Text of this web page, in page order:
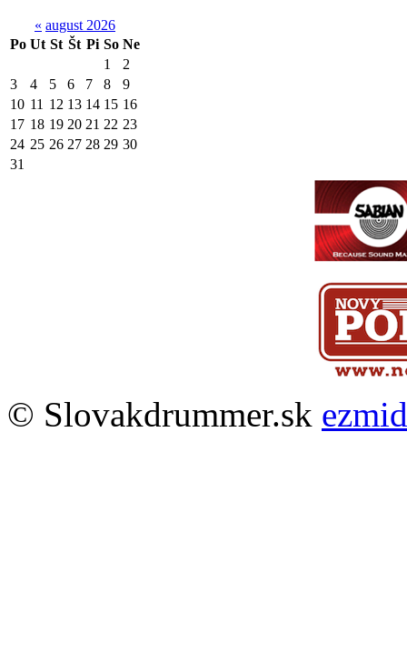
« august 2026
Po Ut St Št Pi So Ne
1
2
3
4 5 6 7 8
9
10 11 12 13 14 15 16
17 18 19 20 21 22 23
24 25 26 27 28 29 30
31
© Slovakdrummer.sk